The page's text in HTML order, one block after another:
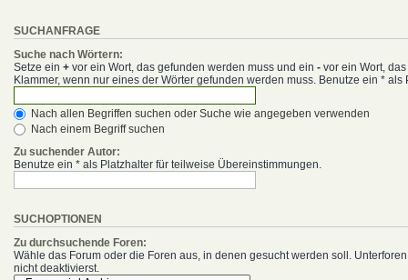
SUCHANFRAGE
Suche nach Wörtern:
Setze ein + vor ein Wort, das gefunden werden muss und ein - vor ein Wort,
Klammer, wenn nur eines der Wörter gefunden werden muss. Benutze ein *
Nach allen Begriffen suchen oder Suche wie angegeben verwenden
Nach einem Begriff suchen
Zu suchender Autor:
Benutze ein * als Platzhalter für teilweise Übereinstimmungen.
SUCHOPTIONEN
Zu durchsuchende Foren:
Wähle das Forum oder die Foren aus, in denen gesucht werden soll.
nicht deaktivierst.